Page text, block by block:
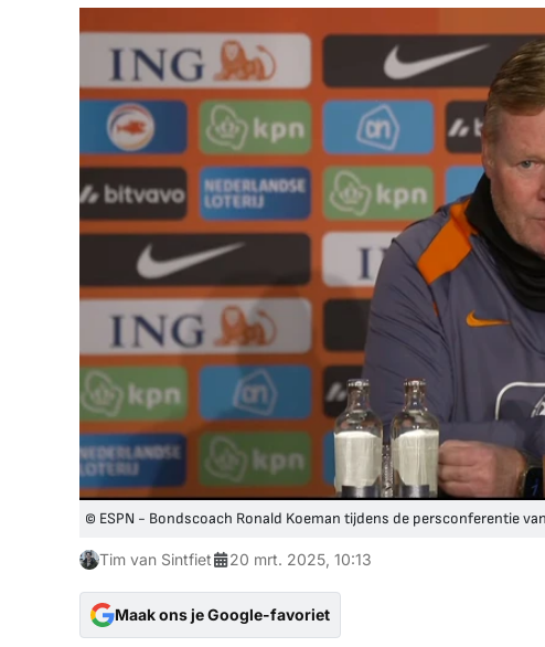
© ESPN - Bondscoach Ronald Koeman tijdens de persconferentie
Tim van Sintfiet 20 mrt. 2025, 10:13
Maak ons je Google-favoriet